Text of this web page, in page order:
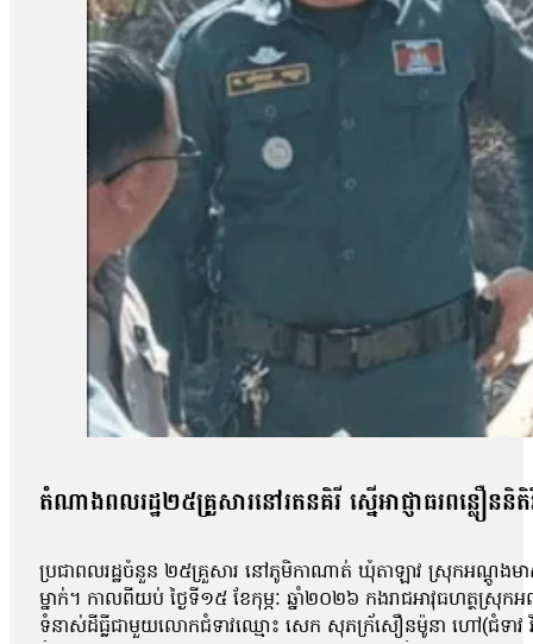
តំណាងពលរដ្ឋ២៥គ្រួសារនៅរតនគិរី ស្នើអាជ្ញាធរពន្លឿននិ
ប្រជាពលរដ្ឋចំនួន ២៥គ្រួសារ នៅភូមិកាណាត់ ឃុំតាឡាវ ស្រុកអណ្តូងមាស
ម្នាក់។ កាលពីយប់ ថ្ងៃទី១៥ ខែកុម្ភៈ ឆ្នាំ២០២៦ កងរាជអាវុធហត្ថស្រុ
ទំនាស់ដីធ្លីជាមួយលោកជំទាវឈ្មោះ សេក សុភក្រ័សឿនម៉ូនា ហៅ(ជំទាវ វី )